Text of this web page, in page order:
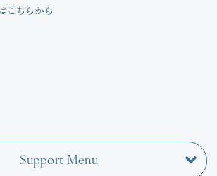
回想録
こちらから
Support Menu